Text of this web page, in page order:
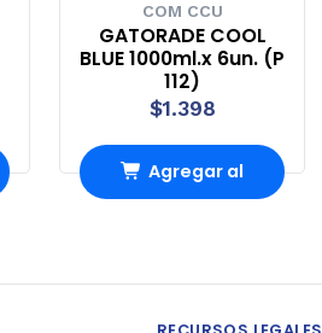
COM CCU
GATORADE COOL
BLUE 1000ml.x 6un. (P
112)
$1.398
Agregar al